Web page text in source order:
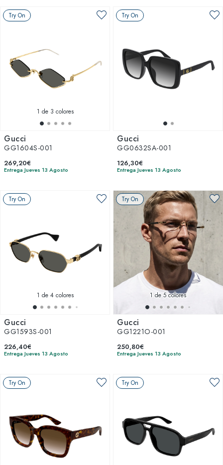
Try On
1 de 3 colores
Gucci
GG1604S-001
269,20€
Entrega Jueves 13 Agosto
Try On
Gucci
GG0632SA-001
126,30€
Entrega Jueves 13 Agosto
Try On
1 de 4 colores
Gucci
GG1593S-001
226,40€
Entrega Jueves 13 Agosto
Try On
1 de 5 colores
Gucci
GG1221O-001
250,80€
Entrega Jueves 13 Agosto
Try On Try On